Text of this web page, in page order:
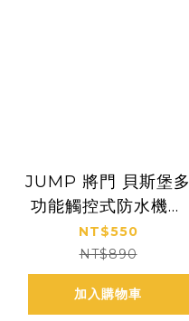
JUMP 將門 貝斯堡多
功能觸控式防水機車
滑雪手套加厚版
JP1168
NT$550
NT$890
加入購物車